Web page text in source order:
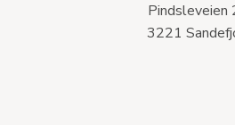
Pindsleveien
3221